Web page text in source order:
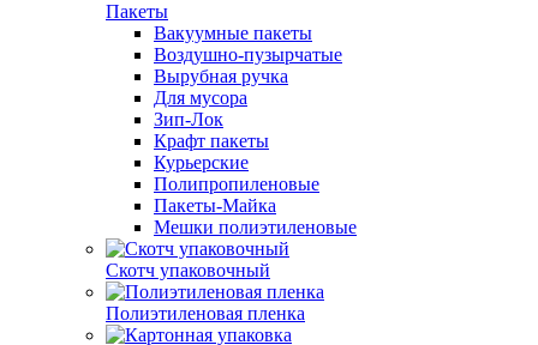
Пакеты
Вакуумные пакеты
Воздушно-пузырчатые
Вырубная ручка
Для мусора
Зип-Лок
Крафт пакеты
Курьерские
Полипропиленовые
Пакеты-Майка
Мешки полиэтиленовые
Скотч упаковочный
Полиэтиленовая пленка